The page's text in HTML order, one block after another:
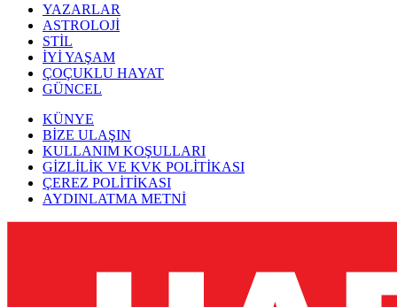
YAZARLAR
ASTROLOJİ
STİL
İYİ YAŞAM
ÇOÇUKLU HAYAT
GÜNCEL
KÜNYE
BİZE ULAŞIN
KULLANIM KOŞULLARI
GİZLİLİK VE KVK POLİTİKASI
ÇEREZ POLİTİKASI
AYDINLATMA METNİ